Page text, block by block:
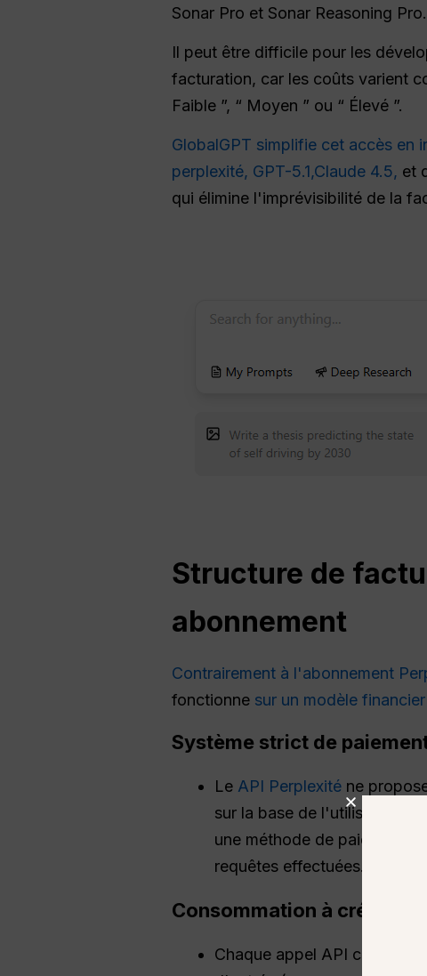
Sonar Pro et Sonar Reasoning Pro.
Il peut être difficile pour les
facturation, car les coûts varient
Faible ”, “ Moyen ” ou “ Élevé ”.
GlobalGPT simplifie cet accès en
perplexité, GPT-5.1,Claude 4.5, et
qui élimine l'imprévisibilité de la
Structure de
abonnement
Contrairement à l'abonnement
fonctionne sur un modèle
Système strict de
Le API Perplexité ne
sur la base de l'utilisation,
une méthode de paiement
requêtes effectuées.
Consommation à crédit
Chaque appel API